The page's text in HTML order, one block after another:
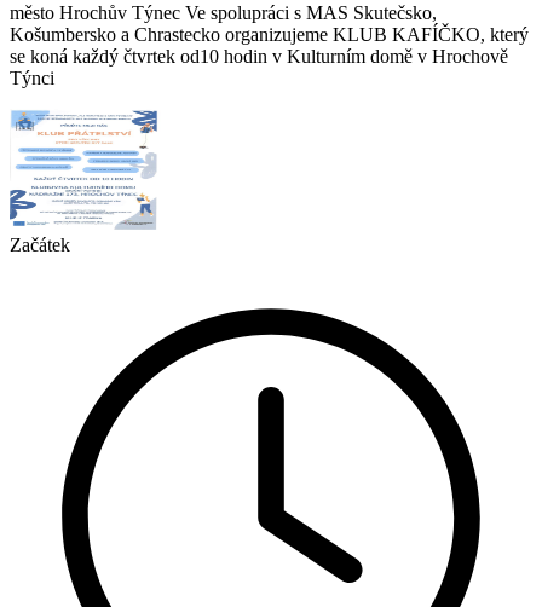
město Hrochův Týnec Ve spolupráci s MAS Skutečsko,
Košumbersko a Chrastecko organizujeme KLUB KAFÍČKO, který
se koná každý čtvrtek od10 hodin v Kulturním domě v Hrochově
Týnci
Začátek